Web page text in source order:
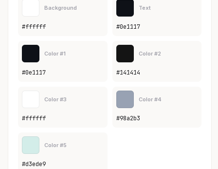
Background
#ffffff
Text
#0e1117
Color #1
#0e1117
Color #2
#141414
Color #3
#ffffff
Color #4
#98a2b3
Color #5
#d3ede9